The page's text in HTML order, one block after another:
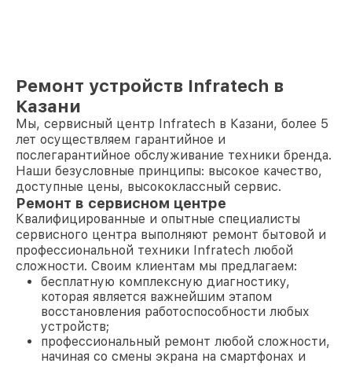
Ремонт устройств Infratech в
Казани
Мы, сервисный центр Infratech в Казани, более 5
лет осуществляем гарантийное и
послегарантийное обслуживание техники бренда.
Наши безусловные принципы: высокое качество,
доступные цены, высококлассный сервис.
Ремонт в сервисном центре
Квалифицированные и опытные специалисты
сервисного центра выполняют ремонт бытовой и
профессиональной техники Infratech любой
сложности. Своим клиентам мы предлагаем:
бесплатную комплексную диагностику,
которая является важнейшим этапом
восстановления работоспособности любых
устройств;
профессиональный ремонт любой сложности,
начиная со смены экрана на смартфонах и